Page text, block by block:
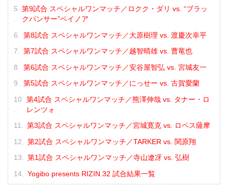
第9試合 スペシャルワンマッチ／ロクク・ダリ vs. “ブラッ
クパンサー”ベイノア
第8試合 スペシャルワンマッチ／大原樹理 vs. 渡慶次幸平
第7試合 スペシャルワンマッチ／越智晴雄 vs. 曹竜也
第6試合 スペシャルワンマッチ／安谷屋智弘 vs. 宮城友一
第5試合 スペシャルワンマッチ／にっせー vs. 古賀愛蘭
第4試合 スペシャルワンマッチ／熊澤伸哉 vs. タナー・ロ
レンツォ
第3試合 スペシャルワンマッチ／宮城寛克 vs. ロペス薩摩
第2試合 スペシャルワンマッチ／TARKER vs. 関原翔
第1試合 スペシャルワンマッチ／寺山遼冴 vs. 弘樹
Yogibo presents RIZIN.32 試合結果一覧